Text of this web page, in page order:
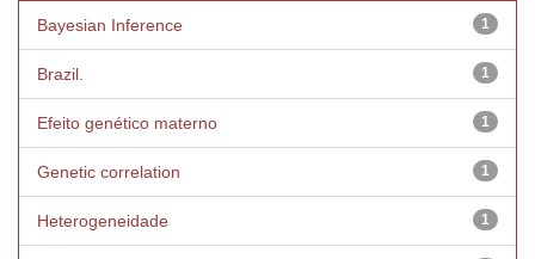
1
Bayesian Inference
1
Brazil.
1
Efeito genético materno
1
Genetic correlation
1
Heterogeneidade